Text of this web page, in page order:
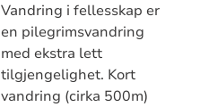
Vandring i fellesskap er
en pilegrimsvandring
med ekstra lett
tilgjengelighet. Kort
vandring (cirka 500m)